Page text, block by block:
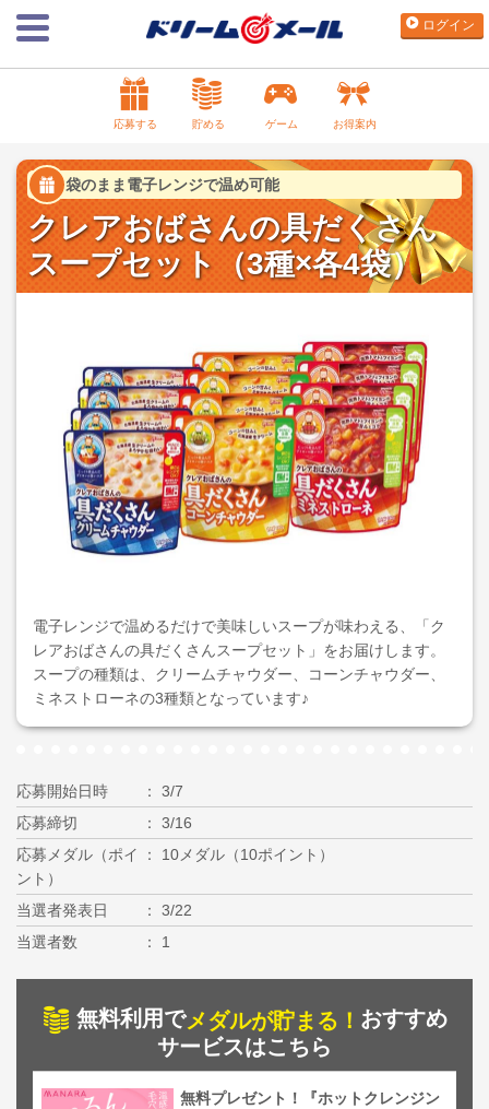
ログイン
応募する 貯める ゲーム お得案内
袋のまま電子レンジで温め可能
クレアおばさんの具だくさん
スープセット（3種×各4袋）
電子レンジで温めるだけで美味しいスープが味わえる、「ク
レアおばさんの具だくさんスープセット」をお届けします。
スープの種類は、クリームチャウダー、コーンチャウダー、
ミネストローネの3種類となっています♪
応募開始日時
3/7
応募締切
3/16
応募メダル（ポイ
ント）
10メダル（10ポイント）
当選者発表日
3/22
当選者数
1
無料利用でメダルが貯まる！ おすすめ
サービスはこちら
無料プレゼント！『ホットクレンジン